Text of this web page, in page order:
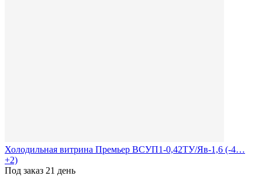
Холодильная витрина Премьер ВСУП1-0,42ТУ/Яв-1,6 (-4…
+2)
Под заказ 21 день